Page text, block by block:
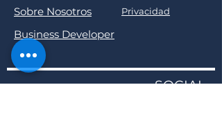
Sobre Nosotros Privacidad
Business Developer
SOCIAL